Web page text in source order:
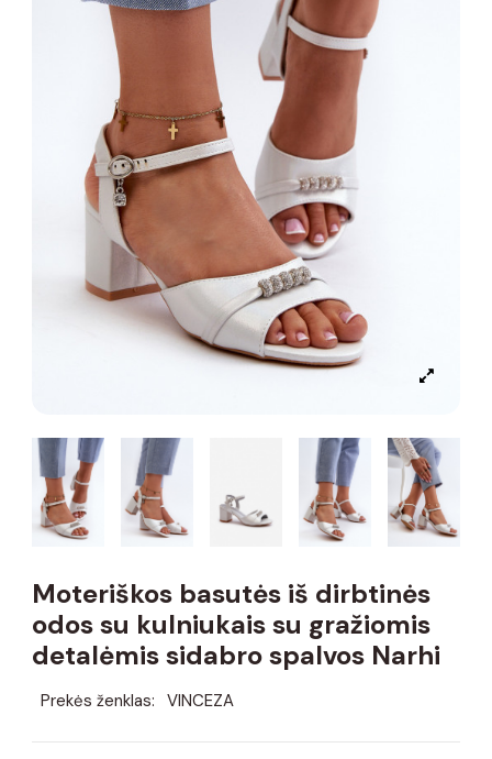
Moteriškos basutės iš dirbtinės
odos su kulniukais su gražiomis
detalėmis sidabro spalvos Narhi
Prekės ženklas: VINCEZA